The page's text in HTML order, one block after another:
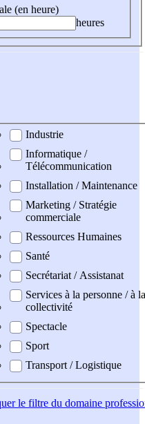
(en heure)
heures
Industrie
Informatique /
Télécommunication
Installation / Maintenance
Marketing / Stratégie
commerciale
Ressources Humaines
Santé
Secrétariat / Assistanat
Services à la personne / à la
collectivité
Spectacle
Sport
Transport / Logistique
le filtre du domaine